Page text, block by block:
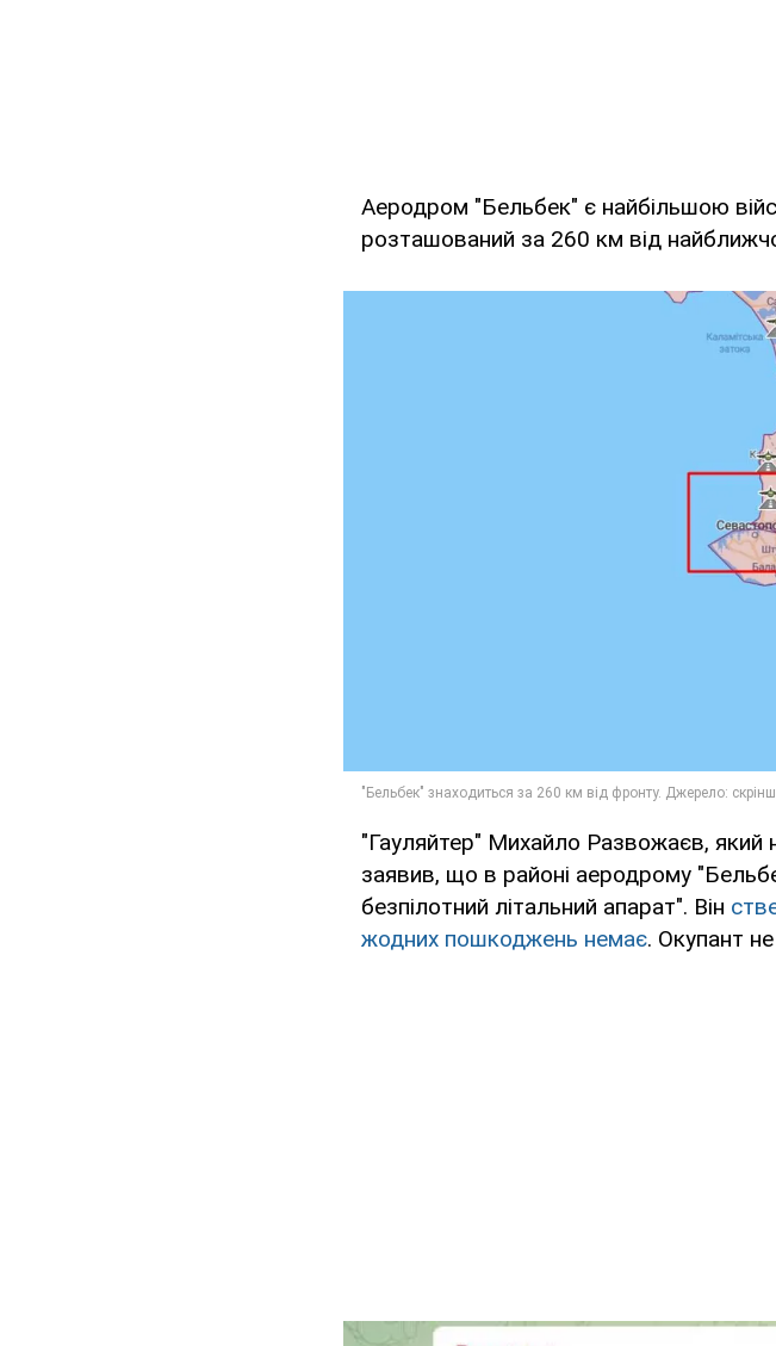
Аеродром "Бельбек" є найбільшою
розташований за 260 км від
"Гауляйтер" Михайло Развожаєв, який
заявив, що в районі аеродрому
безпілотний літальний апарат". Він
жодних пошкоджень немає. Окупант